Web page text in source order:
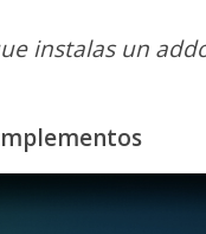
instalas un